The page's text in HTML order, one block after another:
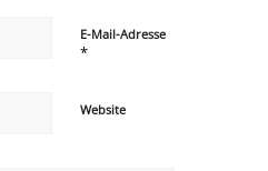
E-Mail-Adresse
*
Website